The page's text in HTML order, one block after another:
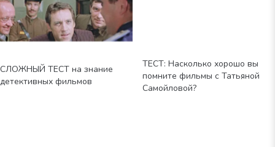
СЛОЖНЫЙ ТЕСТ на знание
детективных фильмов
ТЕСТ: Насколько хорошо вы
помните фильмы с Татьяной
Самойловой?